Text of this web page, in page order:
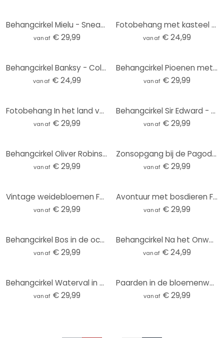
Behangcirkel Mielu - Sneaker - vliesbehang/zelfklevend vliesbehang
vanaf € 29,99
Fotobehang met kasteel en eenhoorn - Ms Tiff - Rond - Zelfklevend/niet-geweven
vanaf € 24,99
Behangcirkel Banksy - Coloured Rain - vliesbehang/zelfklevend vliesbehang
vanaf € 24,99
Behangcirkel Pioenen met grote bloemen - SpaceFrog Designs - vliesbehang/zelfklevend vliesbehang
vanaf € 29,99
Fotobehang In het land van de dinosaurussen - Blauw - Kikki Belle - Rond - vliesbehang/zelfklevend v
vanaf € 29,99
Behangcirkel Sir Edward - Botanisch - vliesbehang/zelfklevend vliesbehang
vanaf € 29,99
Behangcirkel Oliver Robins - Schattige Bosdiertjes - vliesbehang/zelfklevend vliesbehang
vanaf € 29,99
Zonsopgang bij de Pagode | Japan Kunst - Roze - Rond behang - vliesbehang/zelfklevend vliesbehang
vanaf € 29,99
Vintage weidebloemen Fotobehang - Beige - Bloemdecor - Rond - Zelfklevend/niet-geweven
vanaf € 29,99
Avontuur met bosdieren Fotobehang - Kvilis - Rond - zelfklevend/niet-geweven
vanaf € 29,99
Behangcirkel Bos in de ochtendmist - Maier - vliesbehang/zelfklevend vliesbehang
vanaf € 29,99
Behangcirkel Na het Onweer - vliesbehang/zelfklevend vliesbehang
vanaf € 24,99
Behangcirkel Waterval in het Bos - vliesbehang/zelfklevend vliesbehang
vanaf € 29,99
Paarden in de bloemenweide | Fotobehang met paardenmotief - Kikki Belle - rond - zelfklevend/niet-ge
vanaf € 29,99